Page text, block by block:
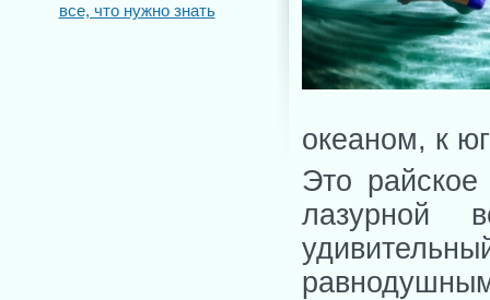
все, что нужно знать
океаном, к
Это
лазурной